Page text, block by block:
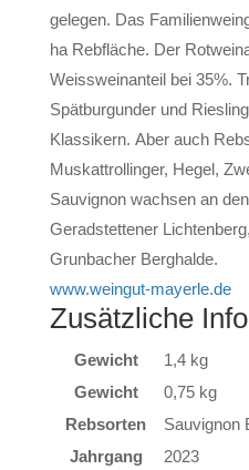
gelegen. Das
ha Rebfläche. Der
Weissweinanteil bei 35%.
Spätburgunder und
Klassikern. Aber auch
Muskattrollinger, Hegel,
Sauvignon wachsen an
Geradstettener
Grunbacher Berghalde.
www.weingut-mayerle.de
Zusätzliche
Gewicht
1,4 kg
Gewicht
0,75 kg
Rebsorten
Sauvignon
Jahrgang
2023